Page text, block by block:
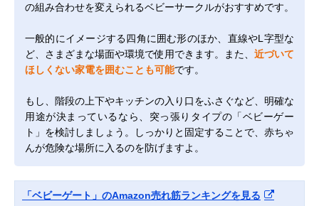
の組み合わせを変えられるベビーサークルがおすすめです。
一般的にイメージする四角に囲む形のほか、直線やL字型な
ど、さまざまな場面や環境で使用できます。また、 近づいて
ほしくない家電を囲むことも可能です。
もし、階段の上下やキッチンの入り口をふさぐなど、明確な
用途が決まっているなら、突っ張りタイプの「ベビーゲー
ト」を検討しましょう。しっかりと固定することで、赤ちゃ
んが危険な場所に入るのを防げますよ。
「ベビーゲート」のAmazon売れ筋ランキングを見る